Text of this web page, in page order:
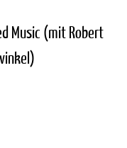
Music (mit Robert